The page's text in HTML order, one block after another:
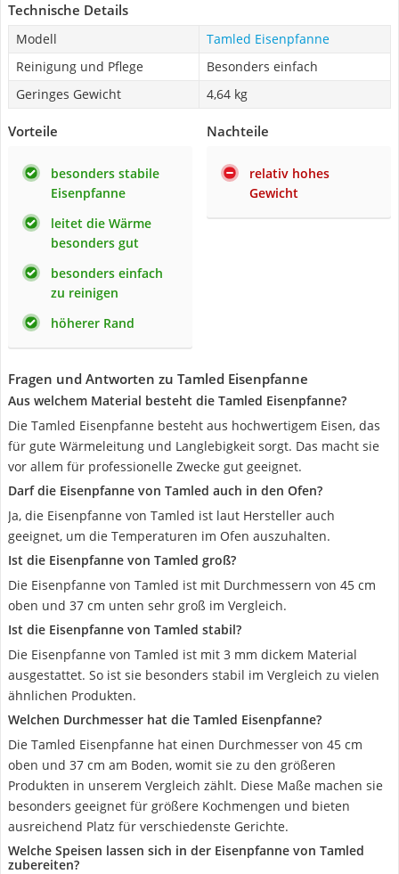
Technische Details
Modell
Tamled Eisenpfanne
Reinigung und Pflege
Besonders einfach
Geringes Gewicht
4,64 kg
Vorteile
besonders stabile
Eisenpfanne
leitet die Wärme
besonders gut
besonders einfach
zu reinigen
höherer Rand
Nachteile
relativ hohes
Gewicht
Fragen und Antworten zu Tamled Eisenpfanne
Aus welchem Material besteht die Tamled Eisenpfanne?
Die Tamled Eisenpfanne besteht aus hochwertigem Eisen, das
für gute Wärmeleitung und Langlebigkeit sorgt. Das macht sie
vor allem für professionelle Zwecke gut geeignet.
Darf die Eisenpfanne von Tamled auch in den Ofen?
Ja, die Eisenpfanne von Tamled ist laut Hersteller auch
geeignet, um die Temperaturen im Ofen auszuhalten.
Ist die Eisenpfanne von Tamled groß?
Die Eisenpfanne von Tamled ist mit Durchmessern von 45 cm
oben und 37 cm unten sehr groß im Vergleich.
Ist die Eisenpfanne von Tamled stabil?
Die Eisenpfanne von Tamled ist mit 3 mm dickem Material
ausgestattet. So ist sie besonders stabil im Vergleich zu vielen
ähnlichen Produkten.
Welchen Durchmesser hat die Tamled Eisenpfanne?
Die Tamled Eisenpfanne hat einen Durchmesser von 45 cm
oben und 37 cm am Boden, womit sie zu den größeren
Produkten in unserem Vergleich zählt. Diese Maße machen sie
besonders geeignet für größere Kochmengen und bieten
ausreichend Platz für verschiedenste Gerichte.
Welche Speisen lassen sich in der Eisenpfanne von Tamled
zubereiten?